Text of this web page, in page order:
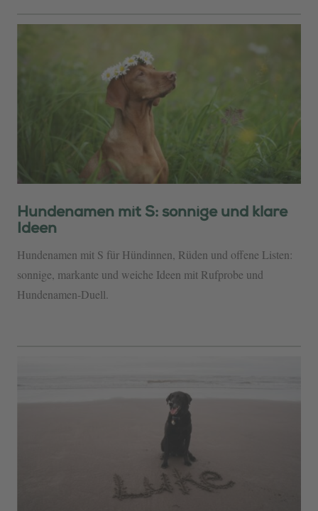
Hundenamen mit S: sonnige und klare
Ideen
Hundenamen mit S für Hündinnen, Rüden und offene Listen:
sonnige, markante und weiche Ideen mit Rufprobe und
Hundenamen-Duell.